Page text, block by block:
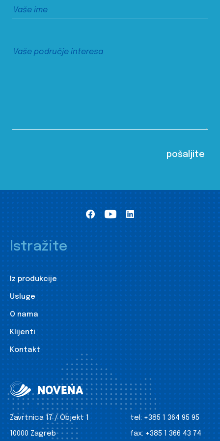
Istražite
Iz produkcije
Usluge
O nama
Klijenti
Kontakt
Zavrtnica 17 / Objekt 1
10000 Zagreb
tel: +385 1 364 95 95
fax: +385 1 366 43 74